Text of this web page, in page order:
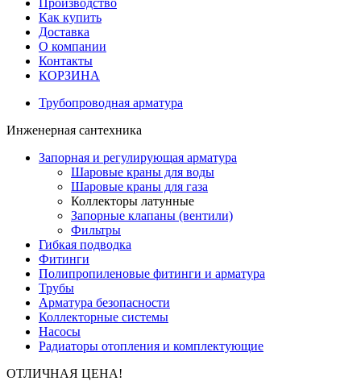
Производство
Как купить
Доставка
О компании
Контакты
КОРЗИНА
Трубопроводная арматура
Инженерная сантехника
Запорная и регулирующая арматура
Шаровые краны для воды
Шаровые краны для газа
Коллекторы латунные
Запорные клапаны (вентили)
Фильтры
Гибкая подводка
Фитинги
Полипропиленовые фитинги и арматура
Трубы
Арматура безопасности
Коллекторные системы
Насосы
Радиаторы отопления и комплектующие
ОТЛИЧНАЯ ЦЕНА!